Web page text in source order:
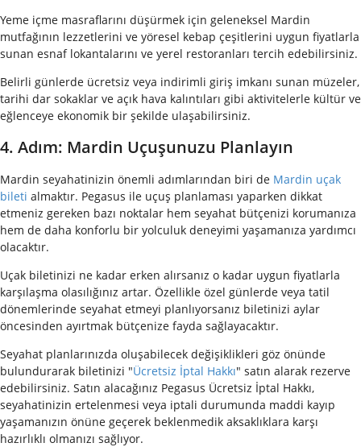
Yeme içme masraflarını düşürmek için geleneksel Mardin
mutfağının lezzetlerini ve yöresel kebap çeşitlerini uygun fiyatlarla
sunan esnaf lokantalarını ve yerel restoranları tercih edebilirsiniz.
Belirli günlerde ücretsiz veya indirimli giriş imkanı sunan müzeler,
tarihi dar sokaklar ve açık hava kalıntıları gibi aktivitelerle kültür ve
eğlenceye ekonomik bir şekilde ulaşabilirsiniz.
4. Adım: Mardin Uçuşunuzu Planlayın
Mardin seyahatinizin önemli adımlarından biri de Mardin uçak
bileti almaktır. Pegasus ile uçuş planlaması yaparken dikkat
etmeniz gereken bazı noktalar hem seyahat bütçenizi korumanıza
hem de daha konforlu bir yolculuk deneyimi yaşamanıza yardımcı
olacaktır.
Uçak biletinizi ne kadar erken alırsanız o kadar uygun fiyatlarla
karşılaşma olasılığınız artar. Özellikle özel günlerde veya tatil
dönemlerinde seyahat etmeyi planlıyorsanız biletinizi aylar
öncesinden ayırtmak bütçenize fayda sağlayacaktır.
Seyahat planlarınızda oluşabilecek değişiklikleri göz önünde
bulundurarak biletinizi "Ücretsiz İptal Hakkı" satın alarak rezerve
edebilirsiniz. Satın alacağınız Pegasus Ücretsiz İptal Hakkı,
seyahatinizin ertelenmesi veya iptali durumunda maddi kayıp
yaşamanızın önüne geçerek beklenmedik aksaklıklara karşı
hazırlıklı olmanızı sağlıyor.